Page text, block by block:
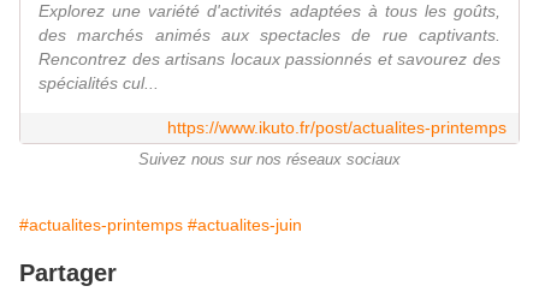
Explorez une variété d'activités adaptées à tous les goûts,
des marchés animés aux spectacles de rue captivants.
Rencontrez des artisans locaux passionnés et savourez des
spécialités cul...
https://www.ikuto.fr/post/actualites-printemps
Suivez nous sur nos réseaux sociaux
#actualites-printemps #actualites-juin
Partager